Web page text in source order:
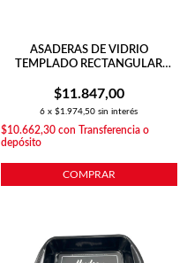
ASADERAS DE VIDRIO
TEMPLADO RECTANGULAR
$11.847,00
6 x$1.974,50 sin interés
$10.662,30con Transferencia o
depósito
COMPRAR